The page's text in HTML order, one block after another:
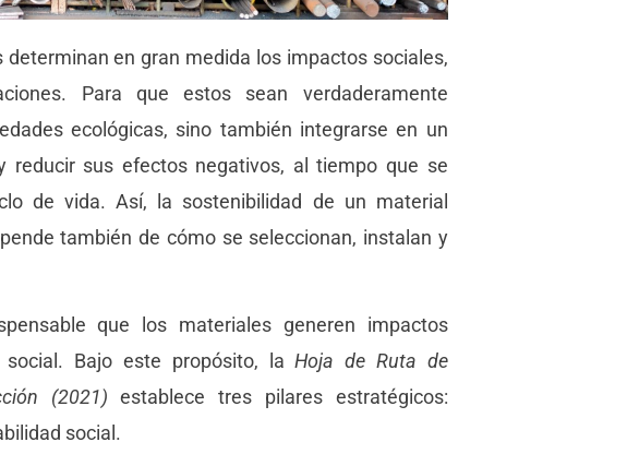
en gran medida los impactos sociales,
Para que estos sean verdaderamente
ecológicas, sino también integrarse en un
reducir sus efectos negativos, al tiempo que se
de vida. Así, la sostenibilidad de un material
también de cómo se seleccionan, instalan y
que los materiales generen impactos
social. Bajo este propósito, laHoja de Ruta de
(2021) establece tres pilares estratégicos:
social.